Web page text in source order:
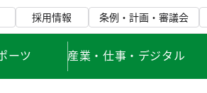
採用情報 条例・計画・審議会
ーツ 産業・仕事・デジタル